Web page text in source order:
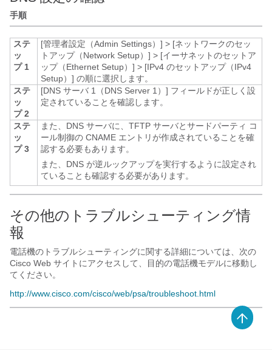
手順
ステ
ッ
プ 1
[管理者設定（Admin Settings）] > [ネットワークのセッ
トアップ（Network Setup）] > [イーサネットのセットア
ップ（Ethernet Setup）] > [IPv4 のセットアップ（IPv4
Setup）] の順に選択します。
ステ
ッ
プ 2
[DNS サーバ 1（DNS Server 1）] フィールドが正しく設
定されていることを確認します。
ステ
ッ
プ 3
また、DNS サーバに、TFTP サーバとサードパーティ コ
ール制御の CNAME エントリが作成されていることを確
認する必要もあります。
また、DNS が逆ルックアップを実行するように設定され
ていることも確認する必要があります。
その他のトラブルシューティング情
報
電話機のトラブルシューティングに関する詳細については、次の
Cisco Web サイトにアクセスして、目的の電話機モデルに移動し
てください。
http:/​/​www.cisco.com/​cisco/​web/​psa/​troubleshoot.html